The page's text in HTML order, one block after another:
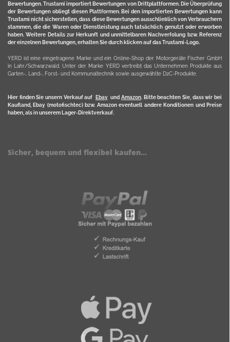
Bewertungen. Trustami importiert Bewertungen von Drittplattformen. Die Überprüfung
der Bewertungen obliegt diesen Plattformen. Bei den importierten Bewertungen kann
Trustami nicht sicherstellen, dass diese Bewertungen ausschließlich von Verbrauchern
stammen, die die Waren oder Dienstleistung auch tatsächlich genutzt oder erworben
haben. Weitere Details zur Herkunft und unmittelbaren Nachverfolung bzw. Referenz
der einzelnen Bewertungen, erhalten Sie durch klicken auf das Trustami-Logo.
YERD ist eine eingetragene Marke und ein Online-Shop der Motorgeräte Fischer GmbH
in Lahr/Schwarzwald. Unter der Marke YERD vertreibt das Unternehmen Produkte aus
Garten-, Land-, Forst- und Kommunaltechnik sowie ausgewählte D2C-Produkte.
Hier finden Sie unsern Verkauf auf Ebayund Amazon. Bitte beachten Sie, dass wir bei
Kaufland, Ebay (motofischtec) bzw. Amazon eventuell andere Konditionen und Preise
haben, als in unserem Lager-Direktverkauf.
Sicher, bequem und flexibel kaufen...